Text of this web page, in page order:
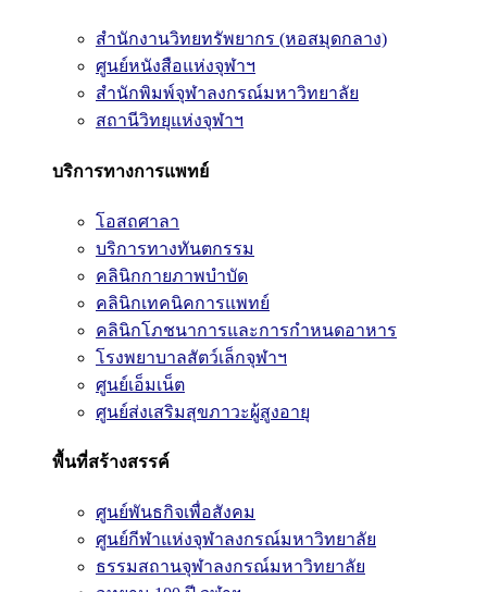
สำนักงานวิทยทรัพยากร (หอสมุดกลาง)
ศูนย์หนังสือแห่งจุฬาฯ
สำนักพิมพ์จุฬาลงกรณ์มหาวิทยาลัย
สถานีวิทยุแห่งจุฬาฯ
บริการทางการแพทย์
โอสถศาลา
บริการทางทันตกรรม
คลินิกกายภาพบำบัด
คลินิกเทคนิคการแพทย์
คลินิกโภชนาการและการกำหนดอาหาร
โรงพยาบาลสัตว์เล็กจุฬาฯ
ศูนย์เอ็มเน็ต
ศูนย์ส่งเสริมสุขภาวะผู้สูงอายุ
พื้นที่สร้างสรรค์
ศูนย์พันธกิจเพื่อสังคม
ศูนย์กีฬาแห่งจุฬาลงกรณ์มหาวิทยาลัย
ธรรมสถานจุฬาลงกรณ์มหาวิทยาลัย